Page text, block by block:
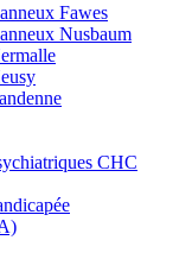
Fawes
Nusbaum
CHC